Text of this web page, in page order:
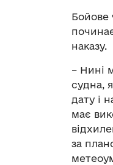
Бойове
наказу.
– Нині
судна,
дату і
має
за